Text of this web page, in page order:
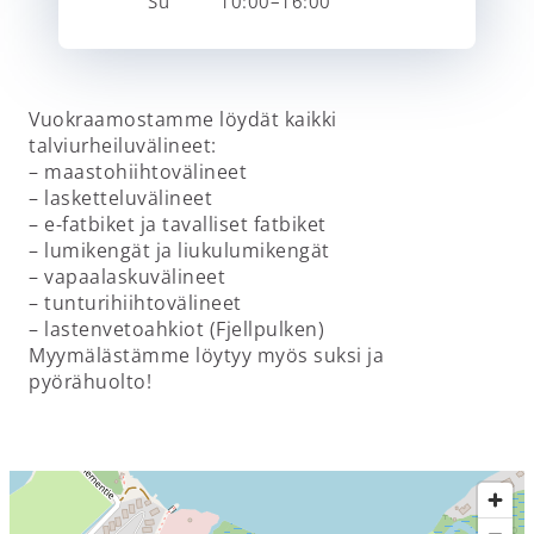
Vuokraamostamme löydät kaikki
talviurheiluvälineet:
– maastohiihtovälineet
– lasketteluvälineet
– e-fatbiket ja tavalliset fatbiket
– lumikengät ja liukulumikengät
– vapaalaskuvälineet
– tunturihiihtovälineet
– lastenvetoahkiot (Fjellpulken)
Myymälästämme löytyy myös suksi ja
pyörähuolto!